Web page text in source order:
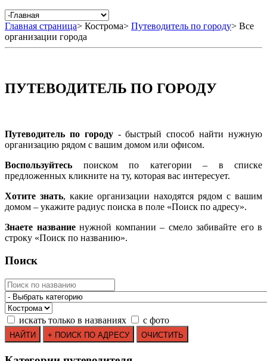
Главная страница> Кострома> Путеводитель по городу> Все
организации города
ПУТЕВОДИТЕЛЬ ПО ГОРОДУ
Путеводитель по городу- быстрый способ найти нужную
организацию рядом с вашим домом или офисом.
Воспользуйтесь поиском по категории – в списке
предложенных кликните на ту, которая вас интересует.
Хотите знать, какие организации находятся рядом с вашим
домом – укажите радиус поиска в поле «Поиск по адресу».
Знаете названиенужной компании – смело забивайте его в
строку «Поиск по названию».
Поиск
искать только в названиях с фото